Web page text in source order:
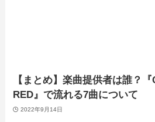
【まとめ】楽曲提供者は誰？
RED』で流れる7曲について
2022年9月14日